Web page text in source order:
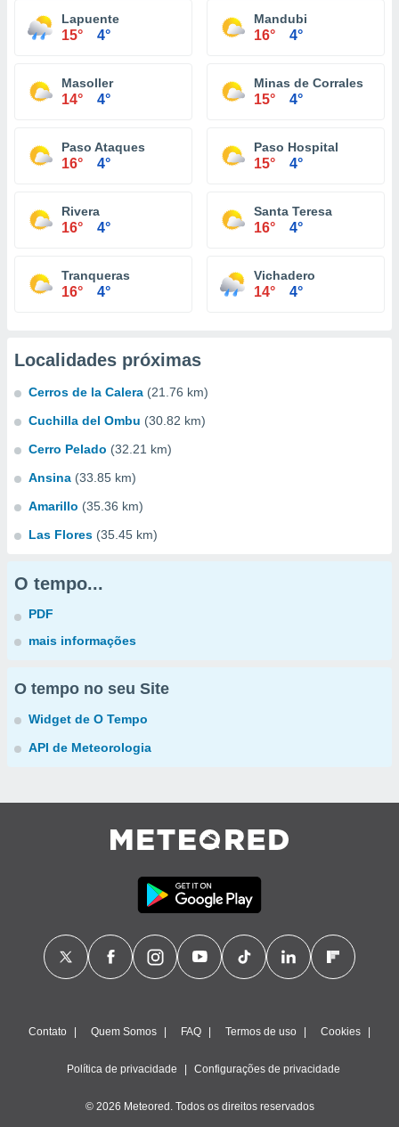
Lapuente
15° 4°
Mandubi
16° 4°
Masoller
14° 4°
Minas de Corrales
15° 4°
Paso Ataques
16° 4°
Paso Hospital
15° 4°
Rivera
16° 4°
Santa Teresa
16° 4°
Tranqueras
16° 4°
Vichadero
14° 4°
Localidades próximas
Cerros de la Calera (21.76 km)
Cuchilla del Ombu (30.82 km)
Cerro Pelado (32.21 km)
Ansina (33.85 km)
Amarillo (35.36 km)
Las Flores (35.45 km)
O tempo...
PDF
mais informações
O tempo no seu Site
Widget de O Tempo
API de Meteorologia
Contato Quem Somos FAQ Termos de uso Cookies
Política de privacidade Configurações de privacidade
© 2026 Meteored. Todos os direitos reservados